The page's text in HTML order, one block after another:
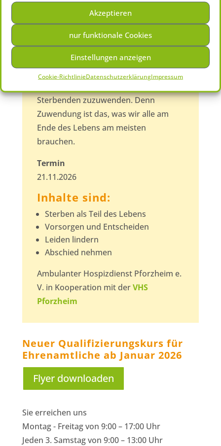
Akzeptieren
nur funktionale Cookies
Einstellungen anzeigen
Cookie-RichtlinieDatenschutzerklärungImpressum
Interessierte, was sie für die ihnen
Nahestehenden am Ende des Lebens
tun können. Sterbebegleitung ist keine
Wissenschaft, sondern ist auch in der
Familie und der Nachbarschaft
möglich. Wir möchten Grundwissen an
Sterbenden zuzuwenden. Denn
Zuwendung ist das, was wir alle am
Ende des Lebens am meisten
brauchen.
Termin
21.11.2026
Inhalte sind:
Sterben als Teil des Lebens
Vorsorgen und Entscheiden
Leiden lindern
Abschied nehmen
Ambulanter Hospizdienst Pforzheim e.
V. in Kooperation mit derVHS
Pforzheim
Neuer Qualifizierungskurs für
Ehrenamtliche ab Januar 2026
Flyer downloaden
Sie erreichen uns
Montag - Freitag von 9:00 – 17:00 Uhr
Jeden 3. Samstag von 9:00 – 13:00 Uhr